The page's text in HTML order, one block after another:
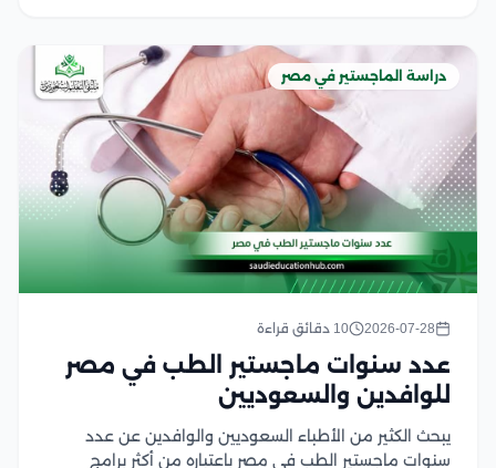
دراسة الماجستير في مصر
2026-07-28 10 دقائق قراءة
عدد سنوات ماجستير الطب في مصر
للوافدين والسعوديين
يبحث الكثير من الأطباء السعوديين والوافدين عن عدد
سنوات ماجستير الطب في مصر باعتباره من أكثر برامج